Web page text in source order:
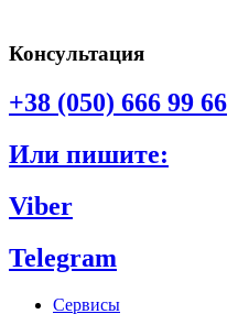
Консультация
+38 (050) 666 99 66
Или пишите:
Viber
Telegram
Сервисы